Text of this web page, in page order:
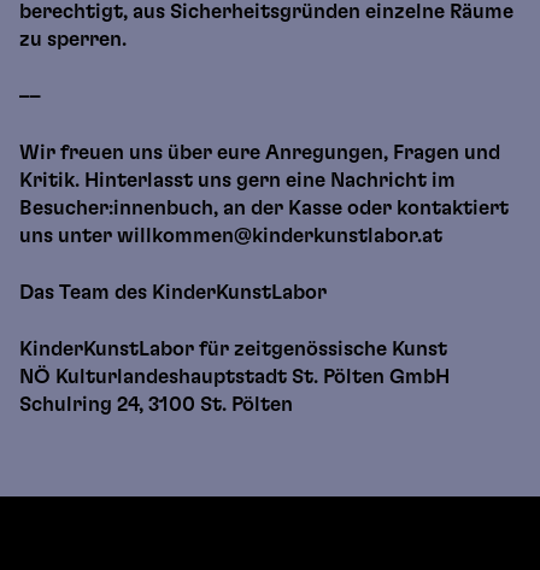
berechtigt, aus Sicherheitsgründen einzelne Räume
zu sperren.
––
Wir freuen uns über eure Anregungen, Fragen und
Kritik. Hinterlasst uns gern eine Nachricht im
Besucher:innenbuch, an der Kasse oder kontaktiert
uns unter willkommen@kinderkunstlabor.at
Das Team des KinderKunstLabor
KinderKunstLabor für zeitgenössische Kunst
NÖ Kulturlandeshauptstadt St. Pölten GmbH
Schulring 24, 3100 St. Pölten